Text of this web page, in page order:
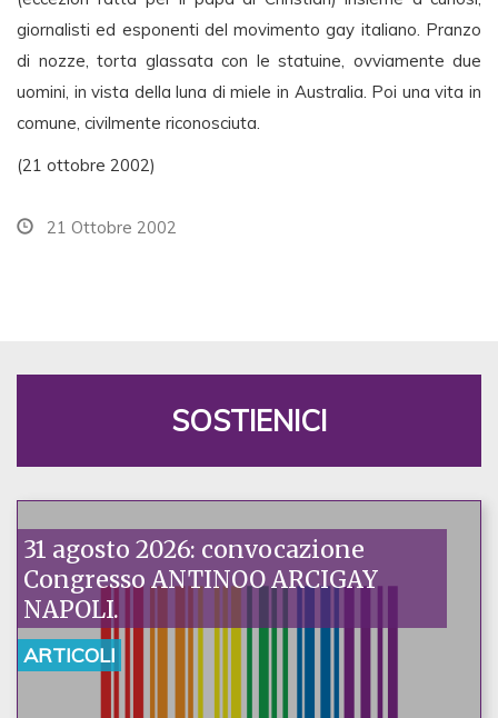
giornalisti ed esponenti del movimento gay italiano. Pranzo
di nozze, torta glassata con le statuine, ovviamente due
uomini, in vista della luna di miele in Australia. Poi una vita in
comune, civilmente riconosciuta.
(21 ottobre 2002)
21 Ottobre 2002
SOSTIENICI
31 agosto 2026: convocazione
Congresso ANTINOO ARCIGAY
NAPOLI.
ARTICOLI